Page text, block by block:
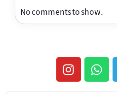
No comments to show.